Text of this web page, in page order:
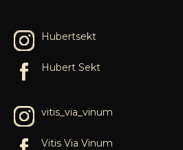
Hubertsekt
Hubert Sekt
vitis_via_vinum
Vitis Via Vinum